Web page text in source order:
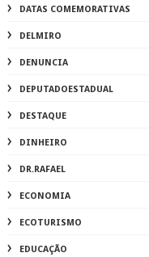
DATAS COMEMORATIVAS
DELMIRO
DENUNCIA
DEPUTADOESTADUAL
DESTAQUE
DINHEIRO
DR.RAFAEL
ECONOMIA
ECOTURISMO
EDUCAÇÃO